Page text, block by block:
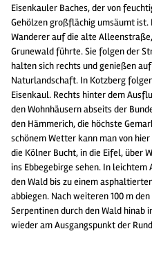
Eisenkauler Baches, der von
Gehölzen großflächig umsäumt
Wanderer auf die alte
Grunewald führte. Sie folgen der
halten sich rechts und genießen
Naturlandschaft. In Kotzberg
Eisenkaul. Rechts hinter dem
den Wohnhäusern abseits der
den Hämmerich, die höchste
schönem Wetter kann man von
die Kölner Bucht, in die Eifel, über
ins Ebbegebirge sehen. In
den Wald bis zu einem
abbiegen. Nach weiteren 100 m
Serpentinen durch den Wald hinab
wieder am Ausgangspunkt der